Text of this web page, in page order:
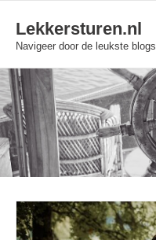
content
Lekkersturen.nl
Navigeer door de leukste blogs